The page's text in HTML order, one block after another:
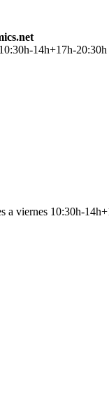
14h+17h-
a viernes 10:30h-